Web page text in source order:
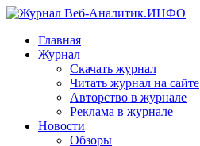
Главная
Журнал
Скачать журнал
Читать журнал на сайте
Авторство в журнале
Реклама в журнале
Новости
Обзоры